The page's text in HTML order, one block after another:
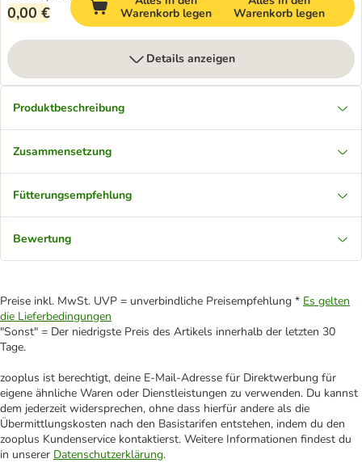
0,00 €
Warenkorb legen
Warenkorb legen
Details anzeigen
Produktbeschreibung
Zusammensetzung
Fütterungsempfehlung
Bewertung
Preise inkl. MwSt. UVP = unverbindliche Preisempfehlung * Es gelten
die Lieferbedingungen
"Sonst" = Der niedrigste Preis des Artikels innerhalb der letzten 30
Tage.
zooplus ist berechtigt, deine E-Mail-Adresse für Direktwerbung für
eigene ähnliche Waren oder Dienstleistungen zu verwenden. Du kannst
dem jederzeit widersprechen, ohne dass hierfür andere als die
Übermittlungskosten nach den Basistarifen entstehen, indem du den
zooplus Kundenservice kontaktierst. Weitere Informationen findest du
in unserer Datenschutzerklärung.